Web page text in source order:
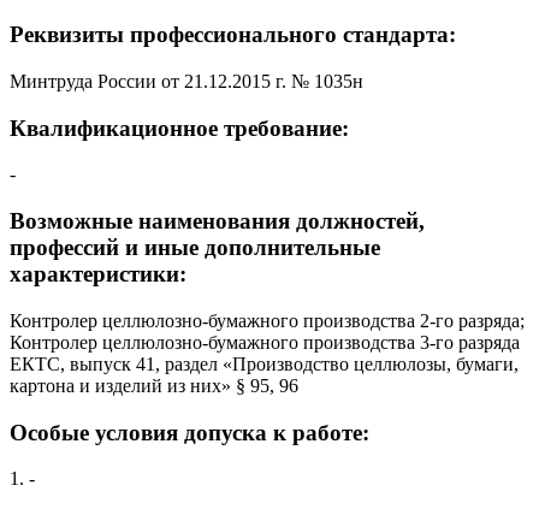
Реквизиты профессионального стандарта:
Минтруда России от 21.12.2015 г. № 1035н
Квалификационное требование:
-
Возможные наименования должностей,
профессий и иные дополнительные
характеристики:
Контролер целлюлозно-бумажного производства 2-го разряда;
Контролер целлюлозно-бумажного производства 3-го разряда
ЕКТС, выпуск 41, раздел «Производство целлюлозы, бумаги,
картона и изделий из них» § 95, 96
Особые условия допуска к работе:
1. -